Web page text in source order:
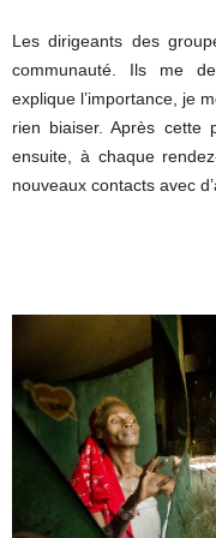
Les dirigeants des
communauté. Ils me
explique l’importance, je
rien biaiser. Après cette
ensuite, à chaque
nouveaux contacts avec